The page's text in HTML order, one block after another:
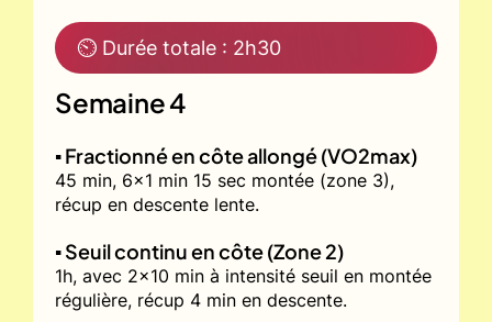
⏲ Durée totale : 2h30
Semaine 4
▪️ Fractionné en côte allongé (VO2max)
45 min, 6x1 min 15 sec montée (zone 3),
récup en descente lente.
▪️ Seuil continu en côte (Zone 2)
1h, avec 2x10 min à intensité seuil en montée
régulière, récup 4 min en descente.